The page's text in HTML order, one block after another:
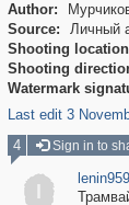
Author:
Source:
Личный
Shooting
Shooting
Watermark
Last edit 3
4 Sign in to
lenin959